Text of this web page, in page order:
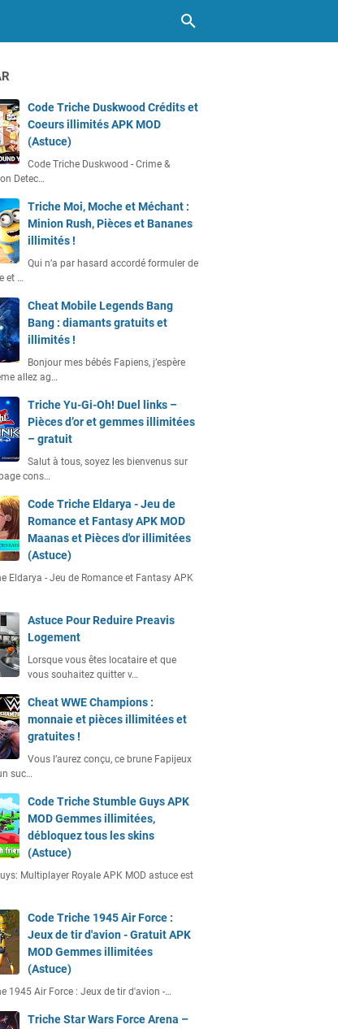
Code Triche Duskwood Crédits et
Coeurs illimités APK MOD
(Astuce)
Code Triche Duskwood - Crime &
Detec…
Triche Moi, Moche et Méchant :
Minion Rush, Pièces et Bananes
illimités !
Qui n’a par hasard accordé formuler de
et …
Cheat Mobile Legends Bang
Bang : diamants gratuits et
illimités !
Bonjour mes bébés Fapiens, j’espère
allez ag…
Triche Yu-Gi-Oh! Duel links –
Pièces d’or et gemmes illimitées
– gratuit
Salut à tous, soyez les bienvenus sur
cons…
Code Triche Eldarya - Jeu de
Romance et Fantasy APK MOD
Maanas et Pièces d'or illimitées
(Astuce)
Eldarya - Jeu de Romance et Fantasy APK
Astuce Pour Reduire Preavis
Logement
Lorsque vous êtes locataire et que
vous souhaitez quitter v…
Cheat WWE Champions :
monnaie et pièces illimitées et
gratuites !
Vous l’aurez conçu, ce brune Fapijeux
suc…
Code Triche Stumble Guys APK
MOD Gemmes illimitées,
débloquez tous les skins
(Astuce)
Multiplayer Royale APK MOD astuce est
Code Triche 1945 Air Force :
Jeux de tir d'avion - Gratuit APK
MOD Gemmes illimitées
(Astuce)
1945 Air Force : Jeux de tir d'avion -…
Triche Star Wars Force Arena –